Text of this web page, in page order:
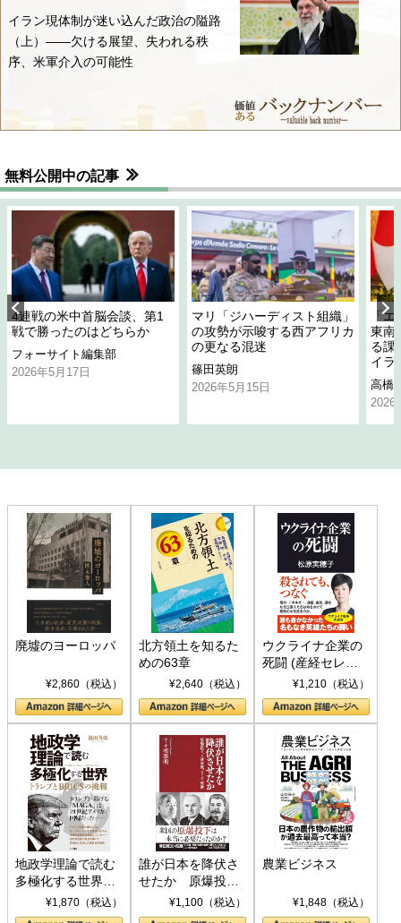
イラン現体制が迷い込んだ政治の隘路
（上）――欠ける展望、失われる秩
序、米軍介入の可能性
無料公開中の記事
4連戦の米中首脳会談、第1
戦で勝ったのはどちらか
フォーサイト編集部
2026年5月17日
マリ「ジハーディスト組織」
の攻勢が示唆する西アフリカ
の更なる混迷
篠田英朗
2026年5月15日
「
東南
る課
イラ
高橋
2026
廃墟のヨーロッパ
¥2,860（税込）
北方領土を知るた
めの63章
¥2,640（税込）
ウクライナ企業の
死闘 (産経セレク
ト S 039)¥1,210（税込）
地政学理論で読む
多極化する世界：
トランプとBRICS
の挑戦
¥1,870（税込）
誰が日本を降伏さ
せたか 原爆投
下、ソ連参戦、そ
して聖断 (PHP新
¥1,100（税込）
農業ビジネス
¥1,848（税込）